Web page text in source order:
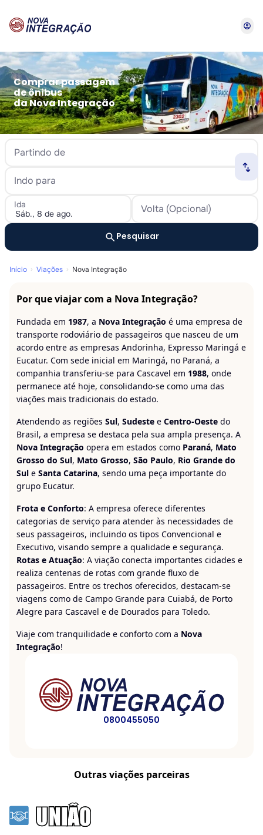
account_circle
Comprar passagem
de ônibus
da Nova Integração
Partindo de
Indo para
swap_horiz
Ida Volta (Opcional)
search Pesquisar
Início Viações Nova Integração
Por que viajar com a Nova Integração?
Fundada em 1987, a Nova Integração é uma empresa de
transporte rodoviário de passageiros que nasceu de um
acordo entre as empresas Andorinha, Expresso Maringá e
Eucatur. Com sede inicial em Maringá, no Paraná, a
companhia transferiu-se para Cascavel em 1988, onde
permanece até hoje, consolidando-se como uma das
viações mais tradicionais do estado.
Atendendo as regiões Sul, Sudeste e Centro-Oeste do
Brasil, a empresa se destaca pela sua ampla presença. A
Nova Integração opera em estados como Paraná, Mato
Grosso do Sul, Mato Grosso, São Paulo, Rio Grande do
Sul e Santa Catarina, sendo uma peça importante do
grupo Eucatur.
Frota e Conforto: A empresa oferece diferentes
categorias de serviço para atender às necessidades de
seus passageiros, incluindo os tipos Convencional e
Executivo, visando sempre a qualidade e segurança.
Rotas e Atuação: A viação conecta importantes cidades e
realiza centenas de rotas com grande fluxo de
passageiros. Entre os trechos oferecidos, destacam-se
viagens como de Campo Grande para Cuiabá, de Porto
Alegre para Cascavel e de Dourados para Toledo.
Viaje com tranquilidade e conforto com a Nova
Integração!
0800455050
Outras viações parceiras